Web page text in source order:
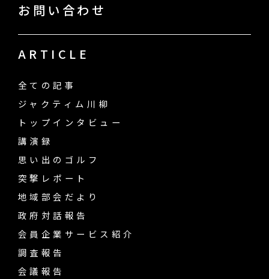
お問い合わせ
ARTICLE
全ての記事
ジャクティム川柳
トップインタビュー
講演録
思い出のゴルフ
突撃レポート
地域部会だより
政府対話報告
会員企業サービス紹介
調査報告
会議報告